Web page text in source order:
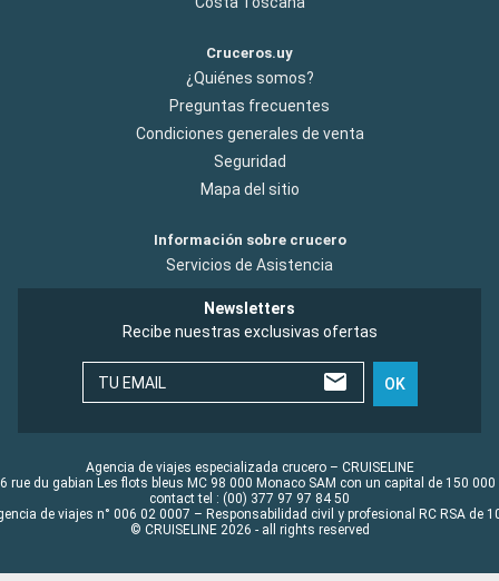
Cruceros.uy
¿Quiénes somos?
Preguntas frecuentes
Condiciones generales de venta
Seguridad
Mapa del sitio
Información sobre crucero
Servicios de Asistencia
Newsletters
Recibe nuestras exclusivas ofertas
TU EMAIL OK
Agencia de viajes especializada crucero – CRUISELINE
rue du gabian Les flots bleus MC 98 000 Monaco SAM con un capital de 150 000
contact tel : (00) 377 97 97 84 50
de viajes n° 006 02 0007 – Responsabilidad civil y profesional RC RSA de
© CRUISELINE 2026 - all rights reserved